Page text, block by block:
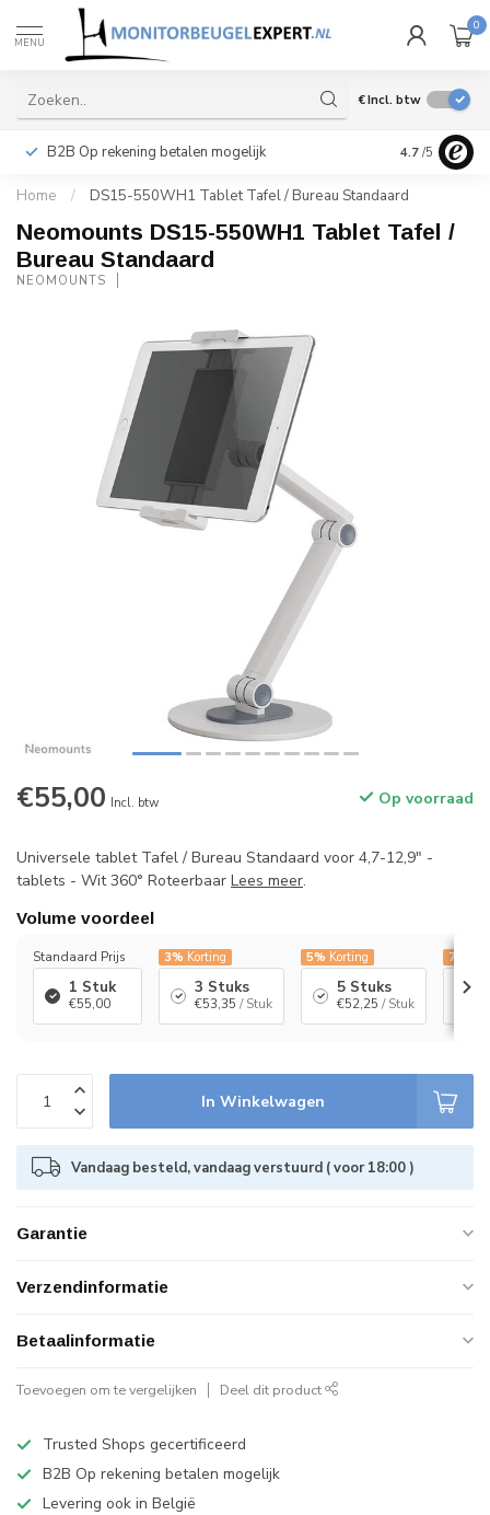
MENU
0
€Incl. btw
B2B Op rekening betalen mogelijk Levering
4.7 /5
Home / DS15-550WH1 Tablet Tafel / Bureau Standaard
Neomounts DS15-550WH1 Tablet Tafel /
Bureau Standaard
NEOMOUNTS
€55,00 Incl. btw Op voorraad
Universele tablet Tafel / Bureau Standaard voor 4,7-12,9" -
tablets - Wit 360° Roteerbaar Lees meer.
Volume voordeel
Standaard Prijs
1 Stuk
€55,00
3% Korting
3 Stuks
€53,35 / Stuk
5% Korting
5 Stuks
€52,25 / Stuk
7%
In Winkelwagen
Vandaag besteld, vandaag verstuurd ( voor 18:00 )
Garantie
Verzendinformatie
Betaalinformatie
Toevoegen om te vergelijken Deel dit product
Trusted Shops gecertificeerd
B2B Op rekening betalen mogelijk
Levering ook in België